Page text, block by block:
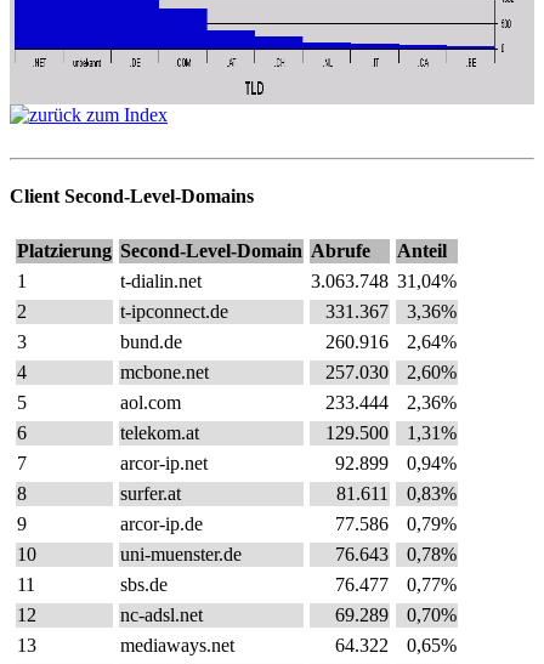
Client Second-Level-Domains
Platzierung Second-Level-Domain Abrufe
Anteil
1
t-dialin.net 3.063.748 31,04%
2
t-ipconnect.de 331.367
3,36%
3
bund.de 260.916
2,64%
4
mcbone.net 257.030
2,60%
5
aol.com 233.444
2,36%
6
telekom.at 129.500
1,31%
7
arcor-ip.net 92.899
0,94%
8
surfer.at 81.611
0,83%
9
arcor-ip.de 77.586
0,79%
10
uni-muenster.de 76.643
0,78%
11
sbs.de 76.477
0,77%
12
nc-adsl.net 69.289
0,70%
13
mediaways.net 64.322
0,65%